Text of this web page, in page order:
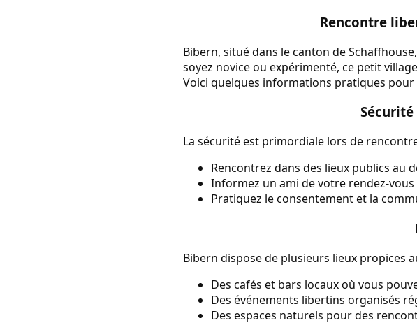
Rencontre
Bibern, situé dans le canton de
soyez novice ou expérimenté, ce petit
Voici quelques informations pratiques
La sécurité est primordiale lors de
Rencontrez dans des lieux publics au
Informez un ami de votre rendez-
Pratiquez le consentement et la
Bibern dispose de plusieurs lieux propices
Des cafés et bars locaux où vous
Des événements libertins organisés
Des espaces naturels pour des